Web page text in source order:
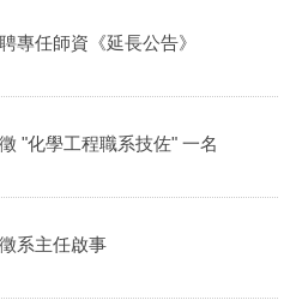
專任師資《延長公告》
"化學工程職系技佐" 一名
系主任啟事